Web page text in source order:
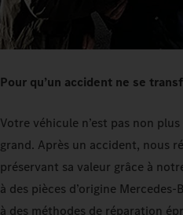
Pour qu’un accident ne se
Votre véhicule n’est pas non
grand. Après un accident, nous
préservant sa valeur grâce à
à des pièces d’origine
à des méthodes de réparation